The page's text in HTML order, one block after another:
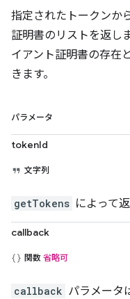
指定されたトークンか
証明書のリストを返し
イアント証明書の存在
きます。
パラメータ
tokenId
文字列
getTokens によって
callback
関数 省略可
callback パラメータ